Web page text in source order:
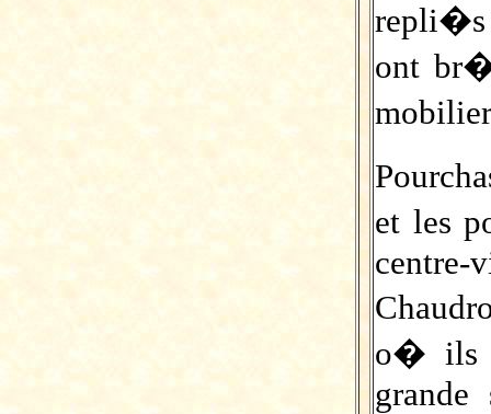
repli�s
ont
et les
centre-
o� ils